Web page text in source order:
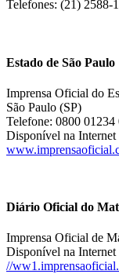
Telefones: (21) 2588-
Estado de São Paulo
Imprensa Oficial do
São Paulo (SP)
Telefone: 0800 01234
Disponível na Internet
Diário Oficial do
Imprensa Oficial de
Disponível na Internet
//